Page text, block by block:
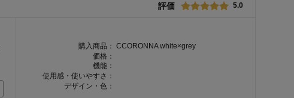
評価 5.0
購入商品： CCORONNA white×grey
価格：
機能：
使用感・使いやすさ：
デザイン・色：